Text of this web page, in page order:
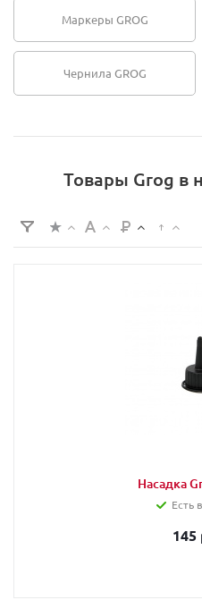
Маркеры GROG
Чернила GROG
Товары Grog в
Насадка
Есть
145